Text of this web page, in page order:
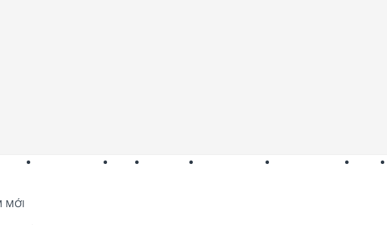
MỚI
File Con Dê Vàng 3D TẾT File Lịch Tết Phông Tranh Tết File mới cập nhật LIÊN HỆ